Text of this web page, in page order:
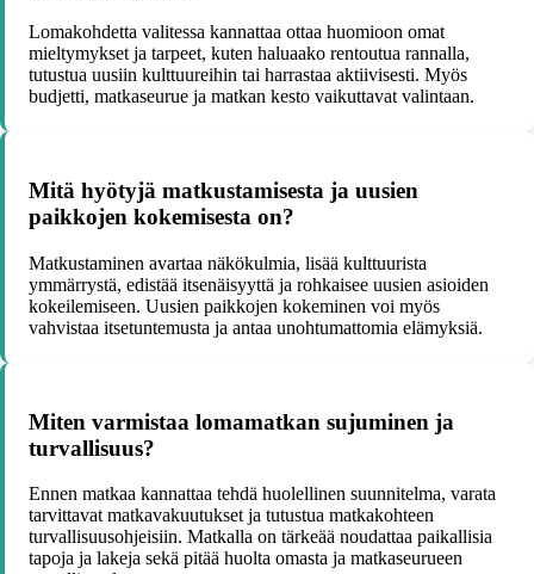
Lomakohdetta valitessa kannattaa ottaa huomioon omat
mieltymykset ja tarpeet, kuten haluaako rentoutua rannalla,
tutustua uusiin kulttuureihin tai harrastaa aktiivisesti. Myös
budjetti, matkaseurue ja matkan kesto vaikuttavat valintaan.
Mitä hyötyjä matkustamisesta ja uusien
paikkojen kokemisesta on?
Matkustaminen avartaa näkökulmia, lisää kulttuurista
ymmärrystä, edistää itsenäisyyttä ja rohkaisee uusien asioiden
kokeilemiseen. Uusien paikkojen kokeminen voi myös
vahvistaa itsetuntemusta ja antaa unohtumattomia elämyksiä.
Miten varmistaa lomamatkan sujuminen ja
turvallisuus?
Ennen matkaa kannattaa tehdä huolellinen suunnitelma, varata
tarvittavat matkavakuutukset ja tutustua matkakohteen
turvallisuusohjeisiin. Matkalla on tärkeää noudattaa paikallisia
tapoja ja lakeja sekä pitää huolta omasta ja matkaseurueen